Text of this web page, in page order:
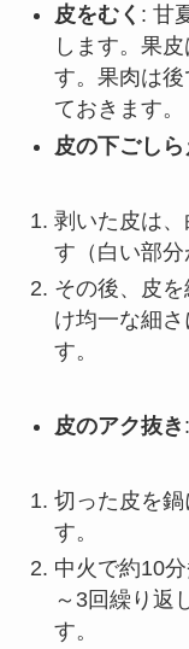
皮をむく : 甘
します。果
す。果肉は
ておきます。
皮の下ごしら
剥いた皮は
す（白い部分
その後、皮
け均一な細
す。
皮のアク抜き :
切った皮を
す。
中火で約10
～3回繰り返
す。